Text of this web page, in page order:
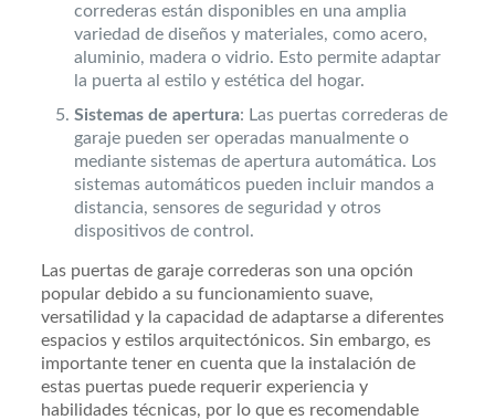
correderas están disponibles en una amplia
variedad de diseños y materiales, como acero,
aluminio, madera o vidrio. Esto permite adaptar
la puerta al estilo y estética del hogar.
Sistemas de apertura: Las puertas correderas de
garaje pueden ser operadas manualmente o
mediante sistemas de apertura automática. Los
sistemas automáticos pueden incluir mandos a
distancia, sensores de seguridad y otros
dispositivos de control.
Las puertas de garaje correderas son una opción
popular debido a su funcionamiento suave,
versatilidad y la capacidad de adaptarse a diferentes
espacios y estilos arquitectónicos. Sin embargo, es
importante tener en cuenta que la instalación de
estas puertas puede requerir experiencia y
habilidades técnicas, por lo que es recomendable